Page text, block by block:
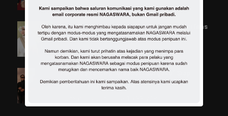
Jumat, 10 Jul 2026 11:19 WIB
“Tumbuh Berdua”, Single Pop Manis dari Inas
Hafizhah
Jumat, 03 Jul 2026 13:00 WIB
Luvia Band Rilis “Bidadari Surgaku” Siap
Sukseskan Pop Melayu